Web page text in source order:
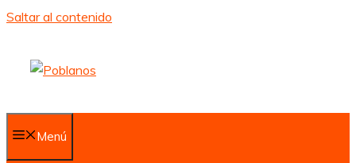
Saltar al contenido
Menú